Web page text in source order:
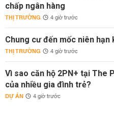
chấp ngân hàng
THỊ TRƯỜNG 4 giờ trước
Chung cư đến mốc niên
THỊ TRƯỜNG 4 giờ trước
Vì sao căn hộ 2PN+ tại The
của nhiều gia đình trẻ?
DỰ ÁN 4 giờ trước